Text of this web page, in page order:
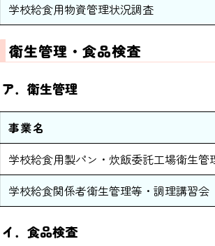
学校給食用物資管理状況調査
衛生管理・食品検査
ア．衛生管理
事業名
学校給食用製パン・炊飯委託工場衛生管
学校給食関係者衛生管理等・調理講習会
イ．食品検査